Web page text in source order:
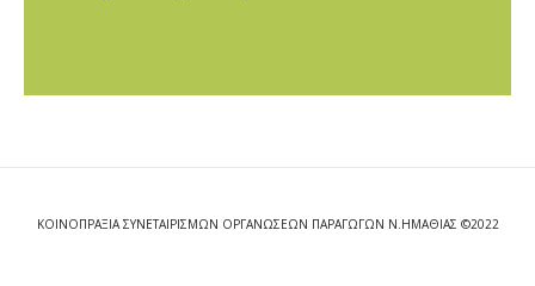
ΚΟΙΝΟΠΡΑΞΙΑ ΣΥΝΕΤΑΙΡΙΣΜΩΝ ΟΡΓΑΝΩΣΕΩΝ ΠΑΡΑΓΩΓΩΝ Ν.ΗΜΑΘΙΑΣ ©2022